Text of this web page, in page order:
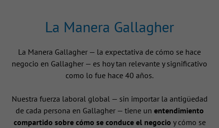
La Manera Gallagher
La Manera Gallagher — la expectativa de cómo se hace
negocio en Gallagher — es hoy tan relevante y significativo
como lo fue hace 40 años.
Nuestra fuerza laboral global — sin importar la antigüedad
de cada persona en Gallagher — tiene un entendimiento
compartido sobre cómo se conduce el negocio y cómo se